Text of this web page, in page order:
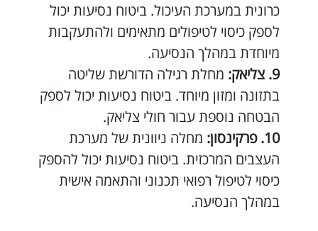
כרונית במערכת העיכול. ביטוח נסיעות יכול
לספק כיסוי לטיפולים מתאימים ולהתעקבות
מיוחדת במהלך הנסיעה.
צליאק: מחלת רגילה הדורשת שליטה
בתזונה ומזון מיוחד. ביטוח נסיעות יכול לספק
הבטחה נוספת עבור חולי צליאק.
פרקינסון: מחלה ניוונית של מערכת
העצבים המרכזית. ביטוח נסיעות יכול להספק
כיסוי לטיפול רפואי תכנוני והתאמה אישית
במהלך הנסיעה.